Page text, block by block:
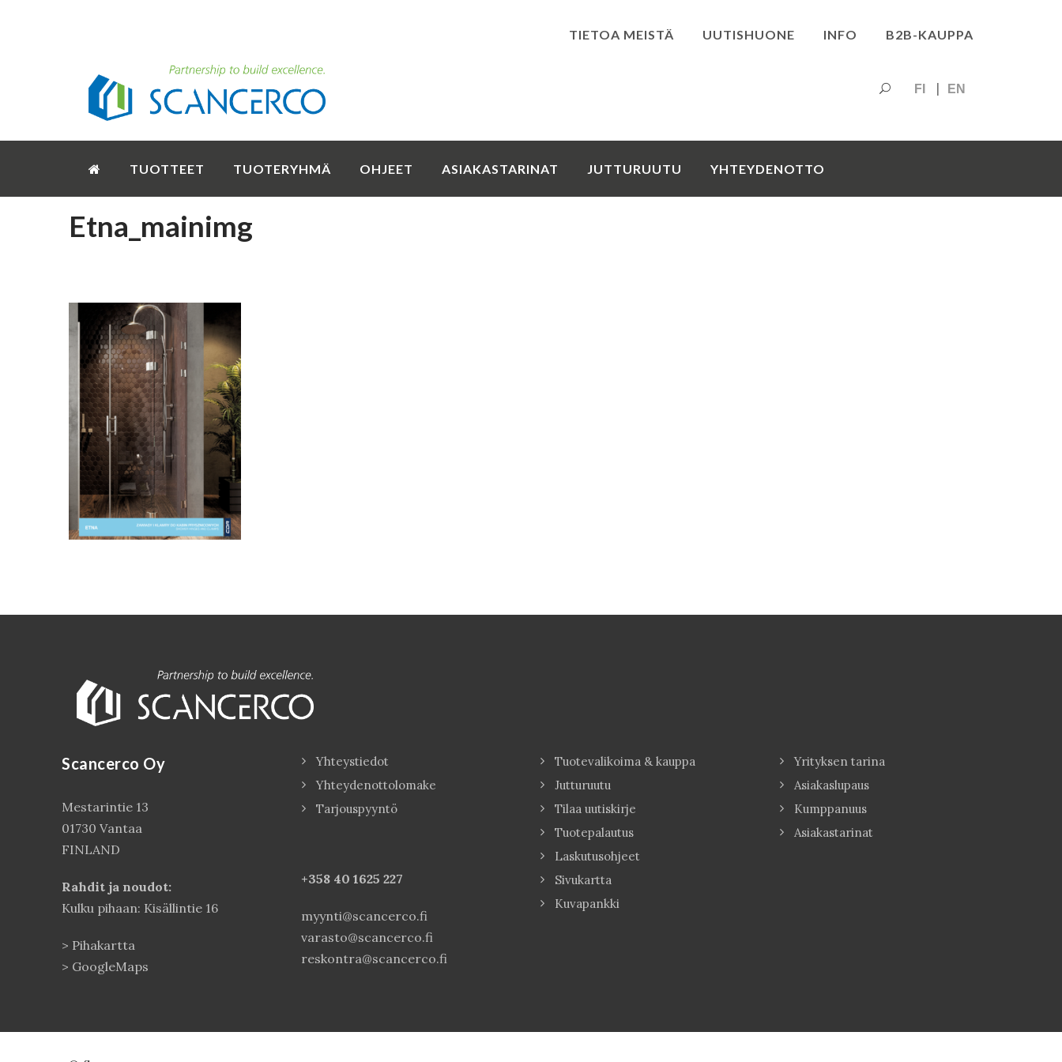
TIETOA MEISTÄ UUTISHUONE INFO B2B-KAUPPA
FI EN
TUOTTEET TUOTERYHMÄ OHJEET ASIAKASTARINAT JUTTURUUTU YHTEYDENOTTO
Etna_mainimg
Scancerco Oy
Mestarintie 13
01730 Vantaa
FINLAND
Rahdit ja noudot:
Kulku pihaan: Kisällintie 16
> Pihakartta
> GoogleMaps
Yhteystiedot
Yhteydenottolomake
Tarjouspyyntö
+358 40 1625 227
myynti@scancerco.fi
varasto@scancerco.fi
reskontra@scancerco.fi
Tuotevalikoima & kauppa
Jutturuutu
Tilaa uutiskirje
Tuotepalautus
Laskutusohjeet
Sivukartta
Kuvapankki
Yrityksen tarina
Asiakaslupaus
Kumppanuus
Asiakastarinat